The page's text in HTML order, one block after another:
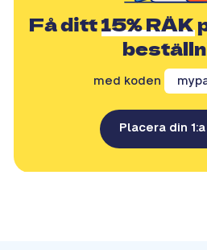
Få ditt15% RÄK
med koden
Placera din